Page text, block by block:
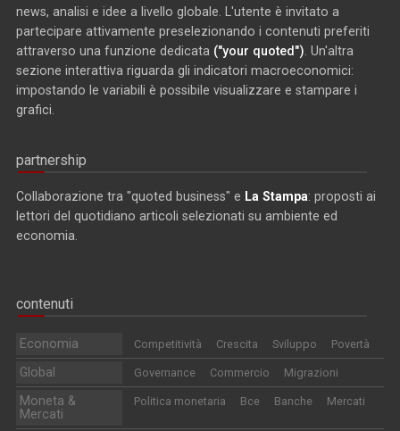
news, analisi e idee a livello globale. L'utente è invitato a
partecipare attivamente preselezionando i contenuti preferiti
attraverso una funzione dedicata ("your quoted") . Un'altra
sezione interattiva riguarda gli indicatori macroeconomici:
impostando le variabili è possibile visualizzare e stampare i
grafici.
partnership
Collaborazione tra "quoted business" e La Stampa: proposti ai
lettori del quotidiano articoli selezionati su ambiente ed
economia.
contenuti
Economia Competitività Crescita Sviluppo Povertà
Global Governance Commercio Migrazioni
Moneta &
Mercati
Politica monetaria Bce Banche Mercati